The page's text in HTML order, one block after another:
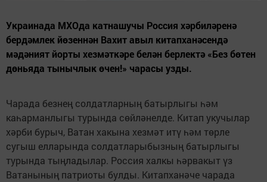
Украинада МХОда катнашучы Россия хәрбиләренә
бердәмлек йөзеннән Вахит авыл китапханәсендә
мәдәният йорты хезмәткәре белән берлектә «Без бөтен
дөньяда тынычлык өчен!» чарасы узды.
Чарада безнең солдатларның батырлыгы һәм
каһарманлыгы турында сөйләнелде. Китап укучылар
хәрби бурыч, Ватан хакына хезмәт итү һәм төрле
сугыш елларында солдатларыбызның батырлыгы
турында тыңладылар. Россия халкы һәрвакыт үз
Ватанының патриоты булды. Китапханәче чарада